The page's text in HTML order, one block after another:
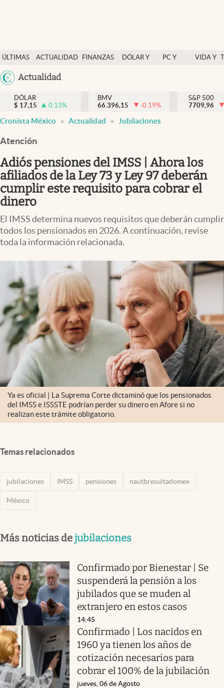
ÚLTIMAS
NOTICIAS
ACTUALIDAD
FINANZAS
DÓLAR Y
PC Y
VIDA Y
México
Actualidad
Actualidad
Finanzas y economía
Dólar y mercados
Pc y celular
Vida y estilo
Clima
abre en nueva pestaña
México
DÓLAR
$ 17,15 0.13%
BMV
66.396,15
-0.19%
S&P 500
7709,96
Cronista México Actualidad Jubilaciones
Atención
Adiós pensiones del IMSS | Ahora los
afiliados de la Ley 73 y Ley 97 deberán
cumplir este requisito para cobrar el
dinero
El IMSS determina nuevos requisitos que deberán cumplir
todos los pensionados en 2026. A continuación, revise
toda la información relacionada.
Ya es oficial | La Suprema Corte dictaminó que los pensionados
del IMSS e ISSSTE podrían perder su dinero en Afore si no
realizan este trámite obligatorio.
Temas relacionados
jubilaciones IMSS pensiones nautbresultadomex
México
Más noticias dejubilaciones
Confirmado por Bienestar | Se
suspenderá la pensión a los
jubilados que se muden al
extranjero en estos casos
14:45
Confirmado | Los nacidos en
1960 ya tienen los años de
cotización necesarios para
cobrar el 100% de la jubilación
jueves, 06 de Agosto